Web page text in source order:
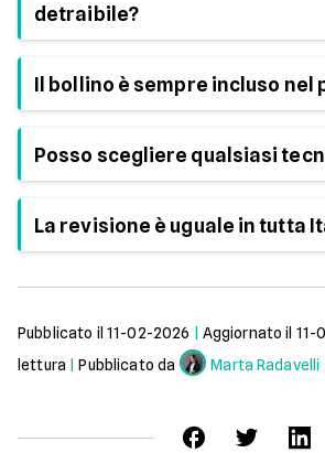
detraibile?
manutenzione straordinaria o
energetica.
Il bollino è sempre incluso nel
pagato a parte.
Posso scegliere qualsiasi
tecnico abilitato iscritto agli albi
La revisione è uguale in tutta
No. Le regole nazionali sono
Pubblicato il 11-02-2026 Aggiornato il 11-
lettura |Pubblicato da Marta Radavelli